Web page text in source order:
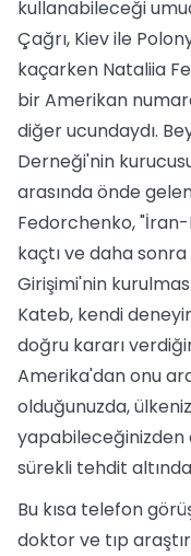
kullanabileceği
Çağrı, Kiev ile
kaçarken Nataliia
bir Amerikan
diğer ucundaydı.
Derneği'nin
arasında önde
Fedorchenko, "İran-
kaçtı ve daha
Girişimi'nin
Kateb, kendi
doğru kararı
Amerika'dan onu
olduğunuzda,
yapabileceğinizden
sürekli tehdit
Bu kısa telefon
doktor ve tıp